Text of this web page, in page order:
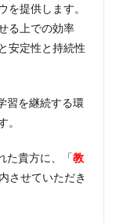
提供します。
る上での効率
安定性と持続性
習を継続する環
。
た貴方に、「教
させていただき